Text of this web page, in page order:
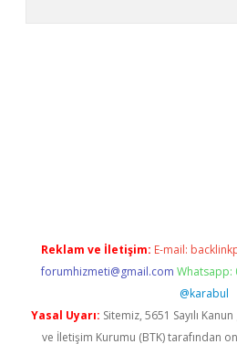
Reklam ve İletişim: E-mail:
forumhizmeti@gmail.com Whatsapp:
@karabul
Yasal Uyarı: Sitemiz, 5651 Sayılı
ve İletişim Kurumu (BTK) tarafından